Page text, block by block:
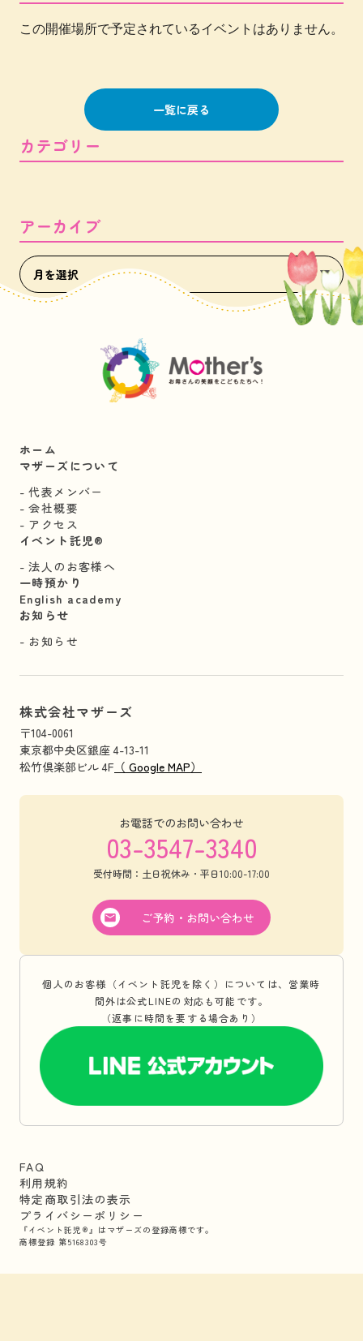
この開催場所で予定されているイベントはありません。
一覧に戻る
カテゴリー
アーカイブ
ホーム
マザーズについて
代表メンバー
会社概要
アクセス
イベント託児®︎
法人のお客様へ
一時預かり
English academy
お知らせ
お知らせ
株式会社マザーズ
〒104-0061
東京都中央区銀座 4-13-11
松竹倶楽部ビル 4F （ Google MAP）
お電話でのお問い合わせ
03-3547-3340
受付時間：土日祝休み・平日10:00-17:00
ご予約・お問い合わせ
個人のお客様（イベント託児を除く）については、営業時
間外は公式LINEの対応も可能です。
（返事に時間を要する場合あり）
FAQ
利用規約
特定商取引法の表示
プライバシーポリシー
『イベント託児®』はマザーズの登録商標です。
商標登録 第5168303号